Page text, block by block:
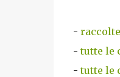
-
-tutte le
-tutte le